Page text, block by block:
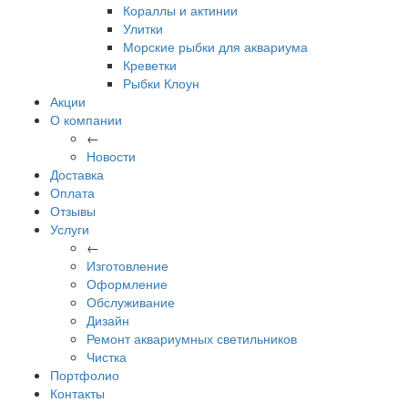
Кораллы и актинии
Улитки
Морские рыбки для аквариума
Креветки
Рыбки Клоун
Акции
О компании
←
Новости
Доставка
Оплата
Отзывы
Услуги
←
Изготовление
Оформление
Обслуживание
Дизайн
Ремонт аквариумных светильников
Чистка
Портфолио
Контакты